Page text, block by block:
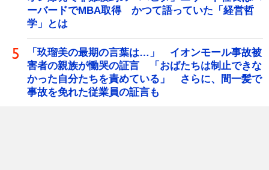
ーバードでMBA取得 かつて語っていた「経営哲
学」とは
「玖瑠美の最期の言葉は…」 イオンモール事故被
害者の親族が慟哭の証言 「おばたちは制止できな
かった自分たちを責めている」 さらに、間一髪で
事故を免れた従業員の証言も